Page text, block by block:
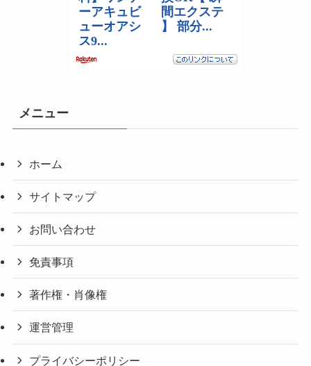
メニュー
ホーム
サイトマップ
お問い合わせ
免責事項
著作権・肖像権
運営管理
プライバシーポリシー